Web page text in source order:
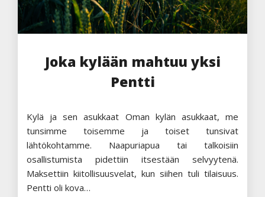
Joka kylään mahtuu yksi
Pentti
Kylä ja sen asukkaat Oman kylän asukkaat, me
tunsimme toisemme ja toiset tunsivat
lähtökohtamme. Naapuriapua tai talkoisiin
osallistumista pidettiin itsestään selvyytenä.
Maksettiin kiitollisuusvelat, kun siihen tuli tilaisuus.
Pentti oli kova…